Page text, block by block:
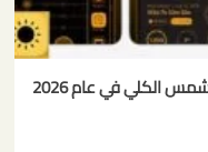
خطط لتجربة مثالية لمشاهدة كسوف الشمس الكلي في عام 2026